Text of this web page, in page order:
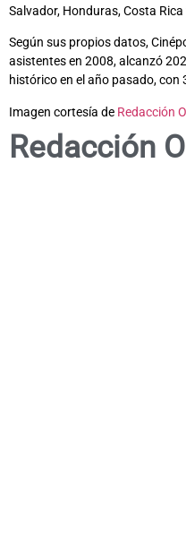
Salvador, Honduras, Costa
Según sus propios datos,
asistentes en 2008, alcanzó
histórico en el año pasado, con
Imagen cortesía de Redacción
Redacción